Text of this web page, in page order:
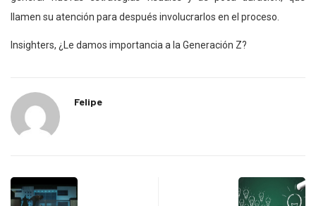
llamen su atención para después involucrarlos en el proceso.
Insighters, ¿Le damos importancia a la Generación Z?
Felipe